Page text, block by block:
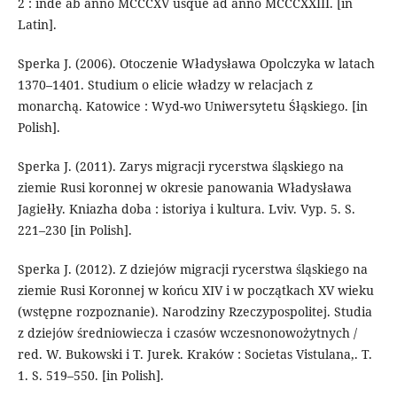
Latin].
Sperka J. (2006). Otoczenie Władysława Opolczyka w latach
1370–1401. Studium o elicie władzy w relacjach z
monarchą. Katowice : Wyd-wo Uniwersytetu Śłąskiego. [in
Polish].
Sperka J. (2011). Zarys migracji rycerstwa śląskiego na
ziemie Rusi koronnej w okresie panowania Władysława
Jagiełły. Kniazha doba : istoriya i kultura. Lviv. Vyp. 5. S.
221–230 [in Polish].
Sperka J. (2012). Z dziejów migracji rycerstwa śląskiego na
ziemie Rusi Koronnej w końcu XIV i w początkach XV wieku
(wstępne rozpoznanie). Narodziny Rzeczypospolitej. Studia
z dziejów średniowiecza i czasów wczesnonowożytnych /
red. W. Bukowski i T. Jurek. Kraków : Societas Vistulana,. T.
1. S. 519–550. [in Polish].